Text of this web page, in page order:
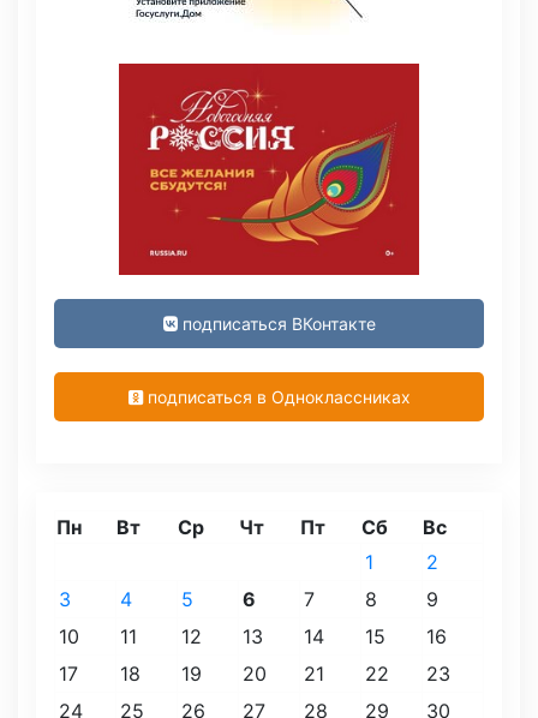
подписаться ВКонтакте
подписаться в Одноклассниках
Пн Вт Ср Чт Пт Сб
Вс
1
2
3
4 5 6 7 8
9
10
11 12 13 14 15
16
17
18 19 20 21 22
23
24
25 26 27 28 29 30